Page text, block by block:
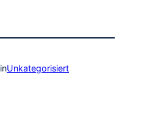
inUnkategorisiert